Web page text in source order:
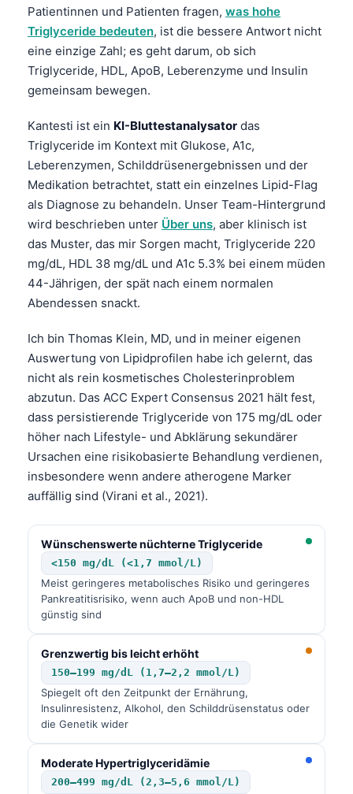
Patientinnen und Patienten fragen, was hohe
Triglyceride bedeuten, ist die bessere Antwort nicht
eine einzige Zahl; es geht darum, ob sich
Triglyceride, HDL, ApoB, Leberenzyme und Insulin
gemeinsam bewegen.
Kantesti ist ein KI-Bluttestanalysator das
Triglyceride im Kontext mit Glukose, A1c,
Leberenzymen, Schilddrüsenergebnissen und der
Medikation betrachtet, statt ein einzelnes Lipid-Flag
als Diagnose zu behandeln. Unser Team-Hintergrund
wird beschrieben unter Über uns, aber klinisch ist
das Muster, das mir Sorgen macht, Triglyceride 220
mg/dL, HDL 38 mg/dL und A1c 5.3% bei einem müden
44-Jährigen, der spät nach einem normalen
Abendessen snackt.
Ich bin Thomas Klein, MD, und in meiner eigenen
Auswertung von Lipidprofilen habe ich gelernt, das
nicht als rein kosmetisches Cholesterinproblem
abzutun. Das ACC Expert Consensus 2021 hält fest,
dass persistierende Triglyceride von 175 mg/dL oder
höher nach Lifestyle- und Abklärung sekundärer
Ursachen eine risikobasierte Behandlung verdienen,
insbesondere wenn andere atherogene Marker
auffällig sind (Virani et al., 2021).
Wünschenswerte nüchterne Triglyceride
<150 mg/dL (<1,7 mmol/L)
Meist geringeres metabolisches Risiko und geringeres
Pankreatitisrisiko, wenn auch ApoB und non-HDL
günstig sind
Grenzwertig bis leicht erhöht
150–199 mg/dL (1,7–2,2 mmol/L)
Spiegelt oft den Zeitpunkt der Ernährung,
Insulinresistenz, Alkohol, den Schilddrüsenstatus oder
die Genetik wider
Moderate Hypertriglyceridämie
200–499 mg/dL (2,3–5,6 mmol/L)